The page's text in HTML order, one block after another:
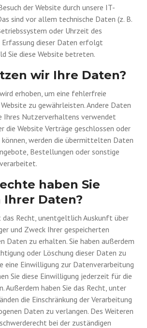
der Website durch unsere IT-
sind vor allem technische Daten (z. B.
oder Uhrzeit des
Erfassung dieser Daten erfolgt
Sie diese Website betreten.
wir Ihre Daten?
erhoben, um eine fehlerfreie
zu gewährleisten. Andere Daten
Ihres Nutzerverhaltens verwendet
die Website Verträge geschlossen oder
werden die übermittelten Daten
Bestellungen oder sonstige
haben Sie
Ihrer Daten?
das Recht, unentgeltlich Auskunft über
und Zweck Ihrer gespeicherten
Daten zu erhalten. Sie haben außerdem
oder Löschung dieser Daten zu
eine Einwilligung zur Datenverarbeitung
Sie diese Einwilligung jederzeit für die
Außerdem haben Sie das Recht, unter
die Einschränkung der Verarbeitung
Daten zu verlangen. Des Weiteren
bei der zuständigen